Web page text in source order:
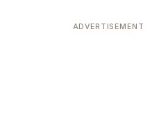
ADVERTISEMENT